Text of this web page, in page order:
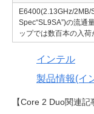
E6400(2.13GHz/2MB/
Spec“SL9SA”)の流通
ップでは数百本の入荷
インテル
製品情報(イ
【Core 2 Duo関連記